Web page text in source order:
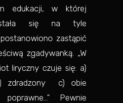
edukacji, w której
stała się na tyle
zastąpić
zgadywanką. „W
liryczny czuje się: a)
zdradzony c) obie
Pewnie